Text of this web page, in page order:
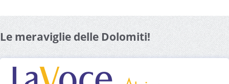
Le meraviglie delle Dolomiti!